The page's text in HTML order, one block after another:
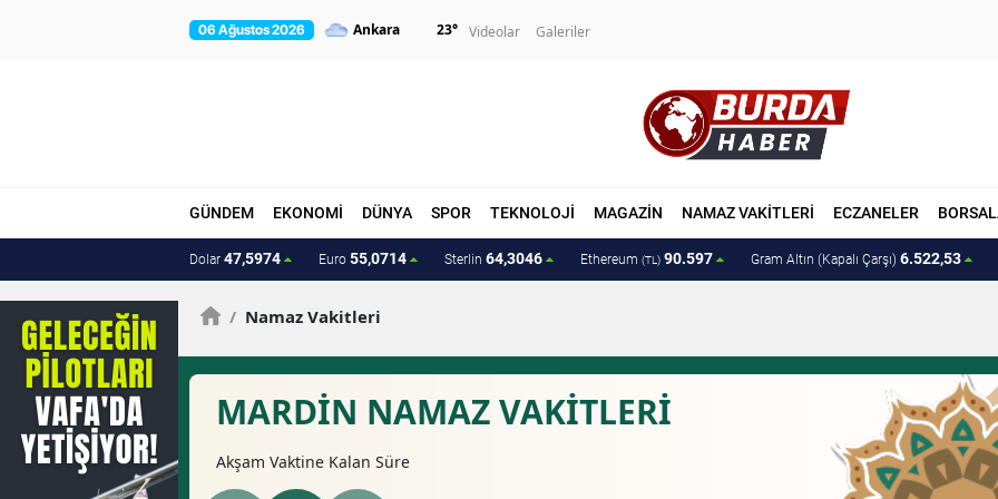
06 Ağustos 2026 23° Videolar Galeriler
GÜNDEM EKONOMİ DÜNYA SPOR TEKNOLOJİ MAGAZİN NAMAZ VAKİTLERİ ECZANELER
Dolar 47,5974 Euro 55,0714 Sterlin 64,3046 Ethereum (TL) 90.597 Gram Altın (Kapalı Çarşı) 6.522,53
/ Namaz Vakitleri
MARDIN NAMAZ VAKİTLERİ
Akşam Vaktine Kalan Süre